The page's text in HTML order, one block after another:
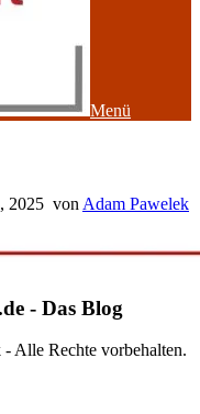
Menü
2025 von Adam Pawelek
- Das Blog
Alle Rechte vorbehalten.